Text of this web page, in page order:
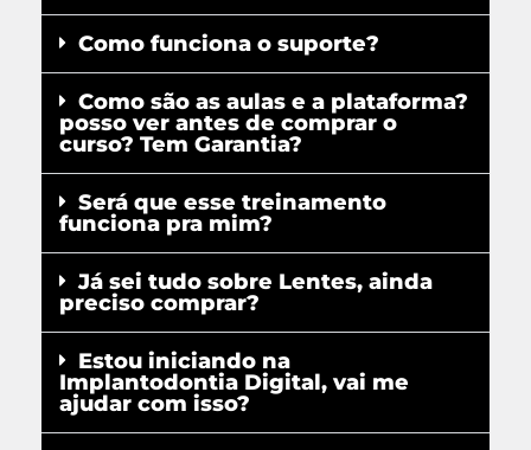
Como funciona o suporte?
Como são as aulas e a plataforma?
posso ver antes de comprar o
curso? Tem Garantia?
Será que esse treinamento
funciona pra mim?
Já sei tudo sobre Lentes, ainda
preciso comprar?
Estou iniciando na
Implantodontia Digital, vai me
ajudar com isso?